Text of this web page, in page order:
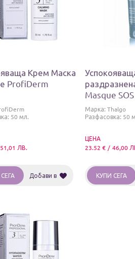
Крем Маска
ProfiDerm
50 мл.
51,01 ЛВ.
Добави в
Masque
Марка: Thalgo
Разфасовка: 50
ЦЕНА
23.52 € / 46,00
КУПИ СЕГА